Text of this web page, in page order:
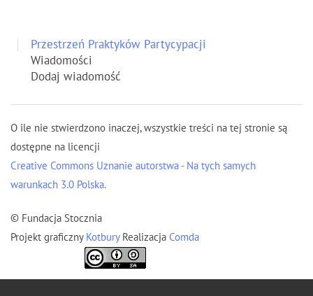
Przestrzeń Praktyków Partycypacji
Wiadomości
Dodaj wiadomość
O ile nie stwierdzono inaczej, wszystkie treści na tej stronie są
dostępne na licencji
Creative Commons Uznanie autorstwa - Na tych samych
warunkach 3.0 Polska.
© Fundacja Stocznia
Projekt graficzny Kotbury Realizacja Comda